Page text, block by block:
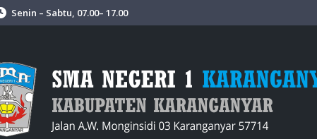
Senin – Sabtu, 07.00– 17.00